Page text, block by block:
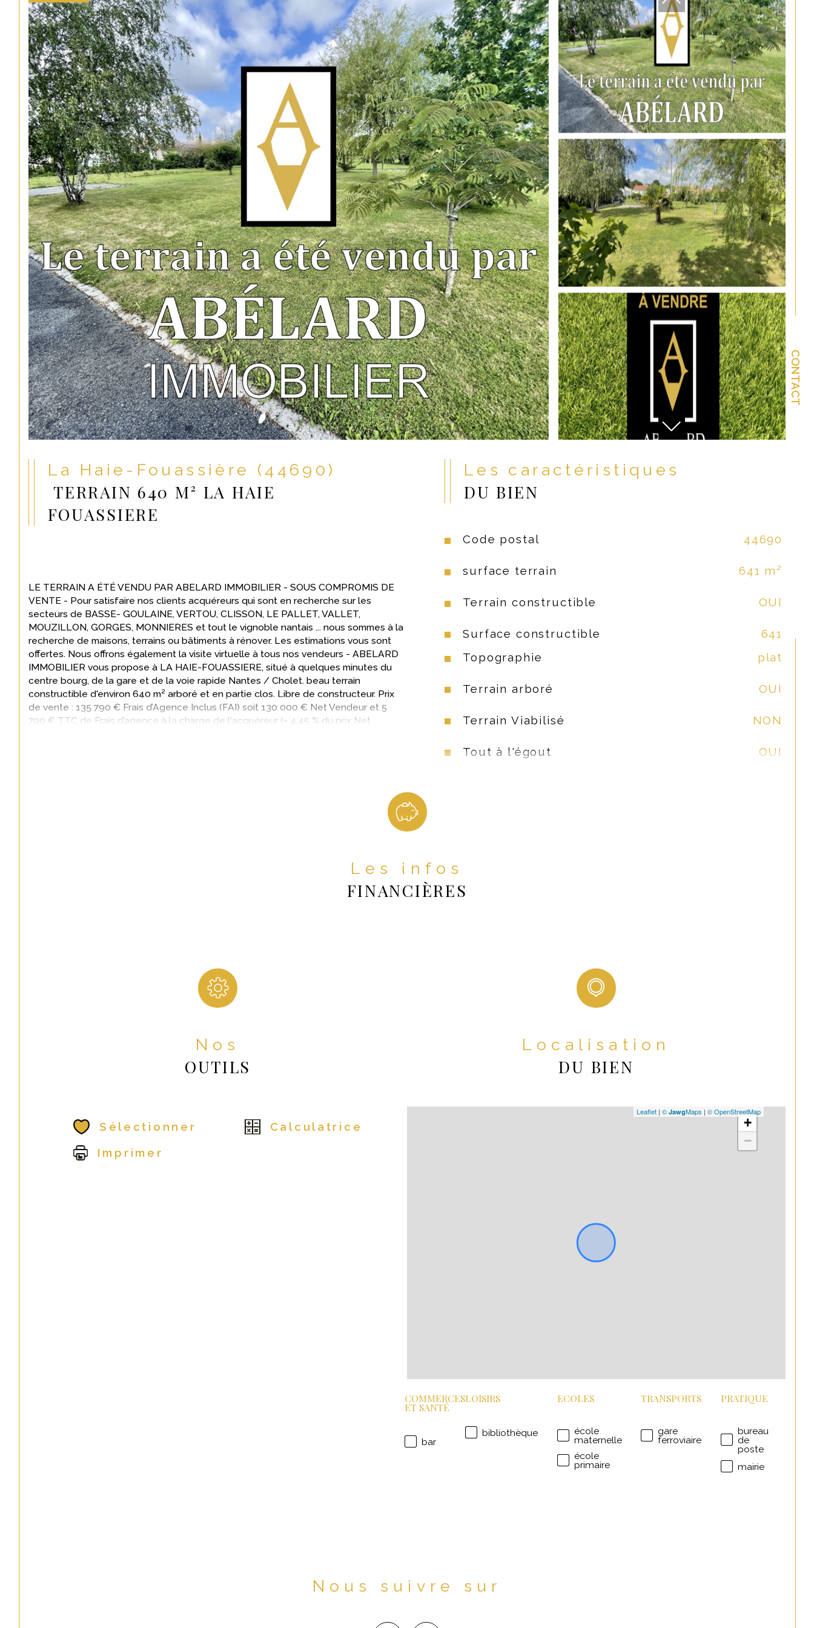
CONTACT
La Haie-Fouassière (44690)
TERRAIN 640 M² LA HAIE
FOUASSIERE
LE TERRAIN A ÉTÉ VENDU PAR ABELARD IMMOBILIER - SOUS COMPROMIS DE
VENTE - Pour satisfaire nos clients acquéreurs qui sont en recherche sur les
secteurs de BASSE- GOULAINE, VERTOU, CLISSON, LE PALLET, VALLET,
MOUZILLON, GORGES, MONNIERES et tout le vignoble nantais ... nous sommes à la
recherche de maisons, terrains ou bâtiments à rénover. Les estimations vous sont
offertes. Nous offrons également la visite virtuelle à tous nos vendeurs - ABELARD
IMMOBILIER vous propose à LA HAIE-FOUASSIERE, situé à quelques minutes du
centre bourg, de la gare et de la voie rapide Nantes / Cholet. beau terrain
constructible d'environ 640 m² arboré et en partie clos. Libre de constructeur. Prix
de vente : 135 790 € Frais d’Agence Inclus (FAI) soit 130 000 € Net Vendeur et 5
790 € TTC de Frais d’agence à la charge de l'acquéreur (= 4,45 % du prix Net
Les caractéristiques
DU BIEN
Code postal 44690
surface terrain 641 m²
Terrain constructible OUI
Surface constructible
641
Topographie
plat
Terrain arboré OUI
Terrain Viabilisé NON
Tout à l'égout OUI
Copropriété
Les infos
FINANCIÈRES
Nos
OUTILS
Sélectionner Calculatrice
Imprimer
Localisation
DU BIEN
+
−
Leaflet| © JawgMaps | © OpenStreetMap
COMMERCES
ET SANTÉ
bar
LOISIRS
bibliothèque
ECOLES
école
maternelle
école
primaire
TRANSPORTS
gare
ferroviaire
PRATIQUE
bureau
de
poste
mairie
Nous suivre sur